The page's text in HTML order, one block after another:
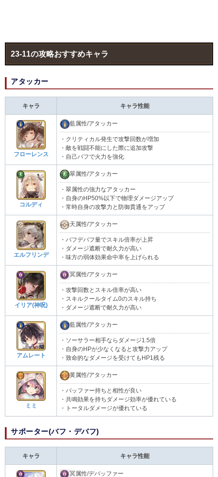
23-11の攻略おすすめキャラ
アタッカー
キャラ キャラ性能
フローレンス
藍属性/アタッカー
・クリティカル発生で攻撃回数が増加
・敵を戦闘不能にした際に追加攻撃
・自己バフで火力を強化
コルディ
翠属性/アタッカー
・翠属性の強力なアタッカー
・自身のHP50%以下で物理ダメージアップ
・常時自身の攻撃力と防御貫通をアップ
エルフリンデ
天属性/アタッカー
・バフデバフ量でスキル倍率が上昇
・ダメージ遮断で耐久力が高い
・味方の弱体効果命中率を上げられる
イリア(神呪)
冥属性/アタッカー
・攻撃回数とスキル倍率が高い
・スキルクールタイム0のスキル持ち
・ダメージ遮断で耐久力が高い
アムレート
藍属性/アタッカー
・ソーサラー相手ならダメージ1.5倍
・自身のHPが少なくなると攻撃力アップ
・致命的なダメージを受けてもHP1残る
ミミ
黄属性/アタッカー
・バッファー持ちと相性が良い
・共鳴効果を持ちダメージ効率が優れている
・トータルダメージが優れている
サポーター(バフ・デバフ)
キャラ キャラ性能
冥属性/デバッファー